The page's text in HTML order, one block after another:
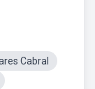
Cabral